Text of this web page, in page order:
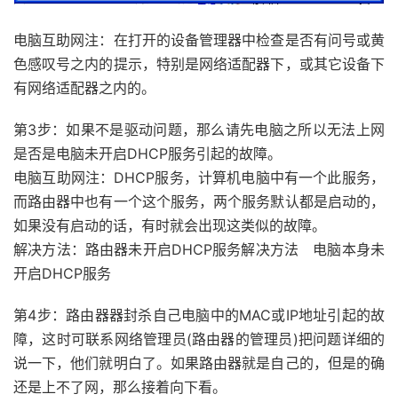
电脑互助网注：在打开的设备管理器中检查是否有问号或黄
色感叹号之内的提示，特别是网络适配器下，或其它设备下
有网络适配器之内的。
第3步：如果不是驱动问题，那么请先电脑之所以无法上网
是否是电脑未开启DHCP服务引起的故障。
电脑互助网注：DHCP服务，计算机电脑中有一个此服务，
而路由器中也有一个这个服务，两个服务默认都是启动的，
如果没有启动的话，有时就会出现这类似的故障。
解决方法：路由器未开启DHCP服务解决方法 电脑本身未
开启DHCP服务
第4步：路由器器封杀自己电脑中的MAC或IP地址引起的故
障，这时可联系网络管理员(路由器的管理员)把问题详细的
说一下，他们就明白了。如果路由器就是自己的，但是的确
还是上不了网，那么接着向下看。